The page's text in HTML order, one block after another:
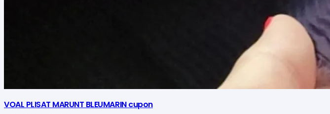
VOAL PLISAT MARUNT BLEUMARIN cupon